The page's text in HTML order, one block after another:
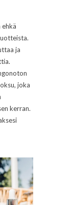
ehkä
ja
joka
kerran.